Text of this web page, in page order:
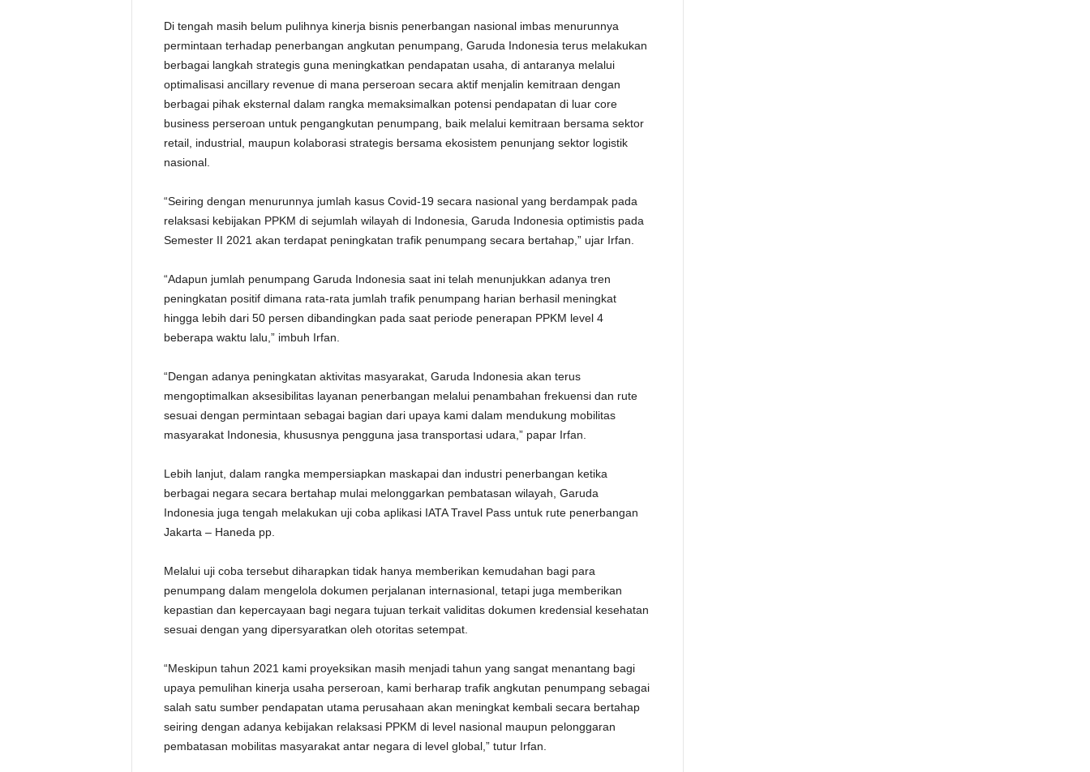
Di tengah masih belum pulihnya kinerja bisnis penerbangan nasional imbas menurunnya
permintaan terhadap penerbangan angkutan penumpang, Garuda Indonesia terus melakukan
berbagai langkah strategis guna meningkatkan pendapatan usaha, di antaranya melalui
optimalisasi ancillary revenue di mana perseroan secara aktif menjalin kemitraan dengan
berbagai pihak eksternal dalam rangka memaksimalkan potensi pendapatan di luar core
business perseroan untuk pengangkutan penumpang, baik melalui kemitraan bersama sektor
retail, industrial, maupun kolaborasi strategis bersama ekosistem penunjang sektor logistik
nasional.
“Seiring dengan menurunnya jumlah kasus Covid-19 secara nasional yang berdampak pada
relaksasi kebijakan PPKM di sejumlah wilayah di Indonesia, Garuda Indonesia optimistis pada
Semester II 2021 akan terdapat peningkatan trafik penumpang secara bertahap,” ujar Irfan.
“Adapun jumlah penumpang Garuda Indonesia saat ini telah menunjukkan adanya tren
peningkatan positif dimana rata-rata jumlah trafik penumpang harian berhasil meningkat
hingga lebih dari 50 persen dibandingkan pada saat periode penerapan PPKM level 4
beberapa waktu lalu,” imbuh Irfan.
“Dengan adanya peningkatan aktivitas masyarakat, Garuda Indonesia akan terus
mengoptimalkan aksesibilitas layanan penerbangan melalui penambahan frekuensi dan rute
sesuai dengan permintaan sebagai bagian dari upaya kami dalam mendukung mobilitas
masyarakat Indonesia, khususnya pengguna jasa transportasi udara,” papar Irfan.
Lebih lanjut, dalam rangka mempersiapkan maskapai dan industri penerbangan ketika
berbagai negara secara bertahap mulai melonggarkan pembatasan wilayah, Garuda
Indonesia juga tengah melakukan uji coba aplikasi IATA Travel Pass untuk rute penerbangan
Jakarta – Haneda pp.
Melalui uji coba tersebut diharapkan tidak hanya memberikan kemudahan bagi para
penumpang dalam mengelola dokumen perjalanan internasional, tetapi juga memberikan
kepastian dan kepercayaan bagi negara tujuan terkait validitas dokumen kredensial kesehatan
sesuai dengan yang dipersyaratkan oleh otoritas setempat.
“Meskipun tahun 2021 kami proyeksikan masih menjadi tahun yang sangat menantang bagi
upaya pemulihan kinerja usaha perseroan, kami berharap trafik angkutan penumpang sebagai
salah satu sumber pendapatan utama perusahaan akan meningkat kembali secara bertahap
seiring dengan adanya kebijakan relaksasi PPKM di level nasional maupun pelonggaran
pembatasan mobilitas masyarakat antar negara di level global,” tutur Irfan.